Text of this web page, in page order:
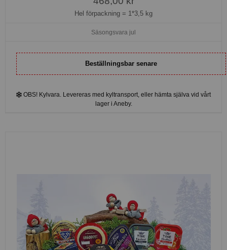
Hel förpackning = 1*3,5 kg
Säsongsvara jul
Beställningsbar senare
OBS! Kylvara. Levereras med kyltransport, eller hämta själva vid vårt
lager i Aneby.